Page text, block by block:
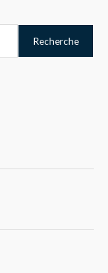
Recherche